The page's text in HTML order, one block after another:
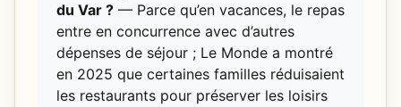
du Var ? — Parce qu’en vacances, le repas
entre en concurrence avec d’autres
dépenses de séjour ; Le Monde a montré
en 2025 que certaines familles réduisaient
les restaurants pour préserver les loisirs